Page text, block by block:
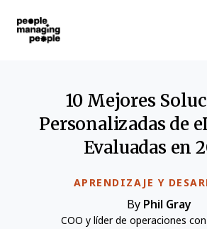
APRENDIZAJE Y
10 Mejores
Personalizadas de
Evaluadas en
By Phil Gray
COO y líder de operaciones